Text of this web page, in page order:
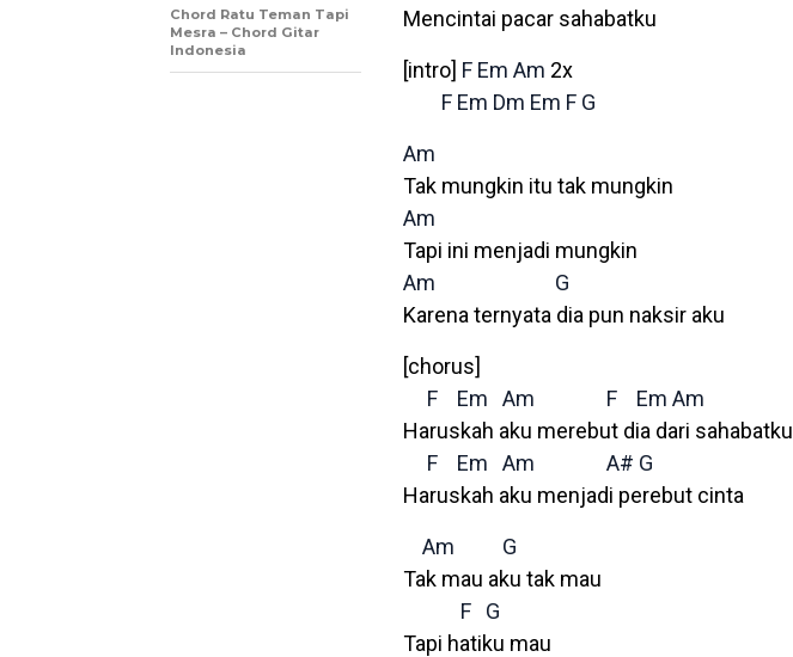
Mencintai pacar sahabatku
[intro] F Em Am 2x
F Em Dm Em F G
Am
Tak mungkin itu tak mungkin
Am
Tapi ini menjadi mungkin
Am
G
Karena ternyata dia pun naksir aku
[chorus]
F
Em Am F Em Am
Haruskah aku merebut dia dari sahabatku
F
Em Am A# G
Haruskah aku menjadi perebut cinta
Am
G
Tak mau aku tak mau
F
G
Tapi hatiku mau
Chord Ratu Teman Tapi
Mesra – Chord Gitar
Indonesia